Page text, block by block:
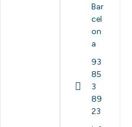
Bar
cel
on
a
93
85
3
89
23